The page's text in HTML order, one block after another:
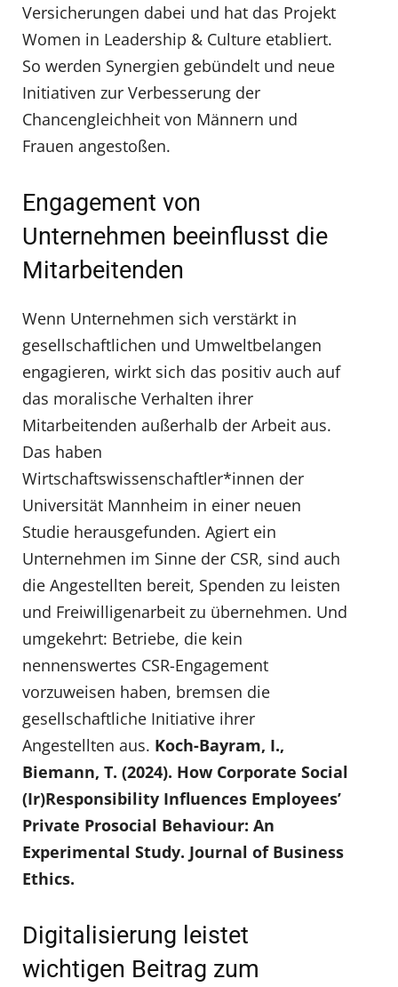
Versicherungen dabei und hat das Projekt
Women in Leadership & Culture etabliert.
So werden Synergien gebündelt und neue
Initiativen zur Verbesserung der
Chancengleichheit von Männern und
Frauen angestoßen.
Engagement von
Unternehmen beeinflusst die
Mitarbeitenden
Wenn Unternehmen sich verstärkt in
gesellschaftlichen und Umweltbelangen
engagieren, wirkt sich das positiv auch auf
das moralische Verhalten ihrer
Mitarbeitenden außerhalb der Arbeit aus.
Das haben
Wirtschaftswissenschaftler*innen der
Universität Mannheim in einer neuen
Studie herausgefunden. Agiert ein
Unternehmen im Sinne der CSR, sind auch
die Angestellten bereit, Spenden zu leisten
und Freiwilligenarbeit zu übernehmen. Und
umgekehrt: Betriebe, die kein
nennenswertes CSR-Engagement
vorzuweisen haben, bremsen die
gesellschaftliche Initiative ihrer
Angestellten aus. Koch-Bayram, I.,
Biemann, T. (2024). How Corporate Social
(Ir)Responsibility Influences Employees’
Private Prosocial Behaviour: An
Experimental Study. Journal of Business
Ethics.
Digitalisierung leistet
wichtigen Beitrag zum